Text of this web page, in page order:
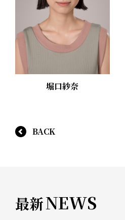
堀口紗奈
BACK
最新NEWS